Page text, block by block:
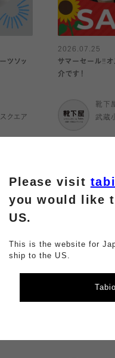
ツソッ
クエア
2026.07.25
サマーセール‼︎
介です！
靴下
武蔵
ンツ🧊
Please visit
you would like
US.
This is the website for
ship to the US.